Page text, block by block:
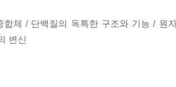
체 / 단백질의 독특한 구조와 기능 / 원
변신